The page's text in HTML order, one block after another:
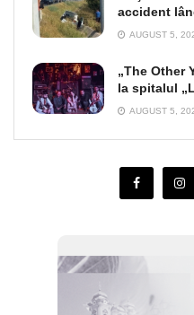
accident
AUGUST 5,
„The Other
la spitalul
AUGUST 5,